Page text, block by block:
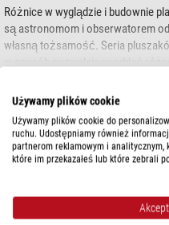
Różnice w wyglądzie i budownie
są astronomom i obserwatorem
własną tożsamość. Seria
charakter itp. Tak więc materiały,
zabawki są starannie dobierane,
przedstawianej planety. Do każdej
zawierająca informacje i ciekawe
W ten sposób zabawki te mają
i przyjazna, jak Mars. Albo jak
DANE TECHNICZNE
Ogólnie
Używamy plików cookie
Używamy plików cookie do
ruchu. Udostępniamy również
partnerom reklamowym i
które im przekazałeś lub które zebrali